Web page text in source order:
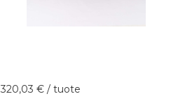
320,03 € / tuote